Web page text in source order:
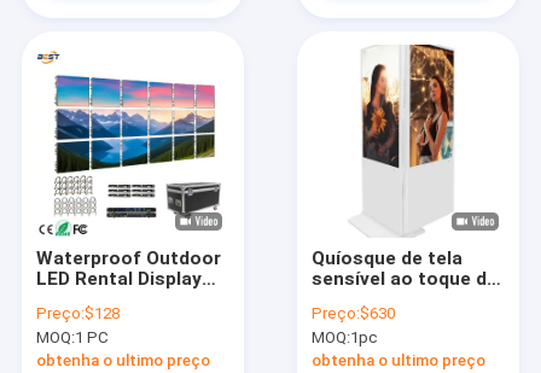
Waterproof Outdoor
LED Rental Display
Stadium Advertising
Screen Giant Screen
Preço:$128
MOQ:1 PC
obtenha o ultimo preço
Quíosque de tela
sensível ao toque de
resolução 2K e brilho
de 350 Cd/m2 para
sinalização digital
Preço:$630
MOQ:1pc
obtenha o ultimo preço